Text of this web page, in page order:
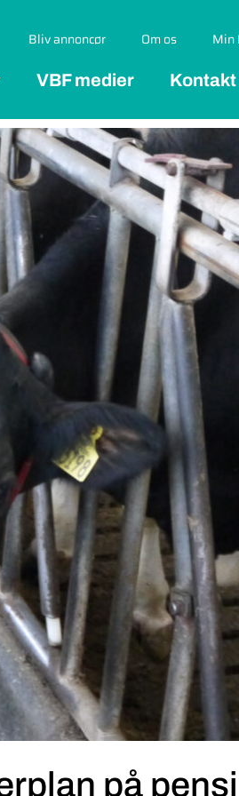
Bliv annoncør Om os Min
VBF medier Kontakt
på